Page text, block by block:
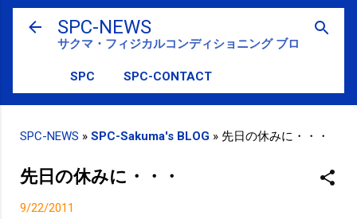
スキップしてメイン コンテンツに移動
SPC-NEWS
サクマ・フィジカルコンディショニング ブログ
SPC SPC-CONTACT
SPC-NEWS » SPC-Sakuma's BLOG » 先日の休みに・・・
先日の休みに・・・
9/22/2011